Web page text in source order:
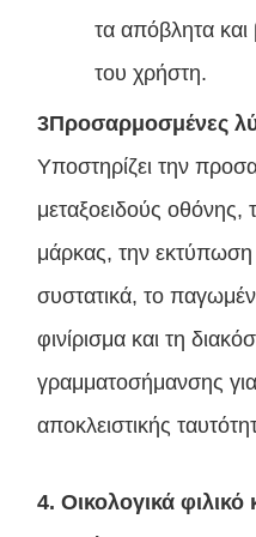
τα απόβλητα και
του χρήστη.
3Προσαρμοσμένες
Υποστηρίζει την
μεταξοειδούς
μάρκας, την
συστατικά, το
φινίρισμα και τη
γραμματοσήμανσης
αποκλειστικής
4. Οικολογικά φιλικό